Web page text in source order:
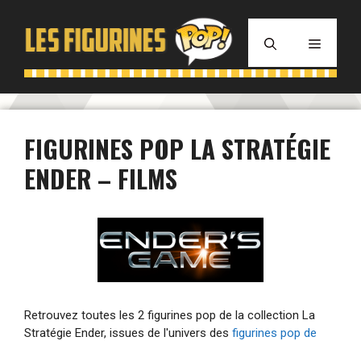
contenu
MENU
FIGURINES POP LA STRATÉGIE
ENDER – FILMS
Retrouvez toutes les 2 figurines pop de la collection La
Stratégie Ender, issues de l'univers des figurines pop de